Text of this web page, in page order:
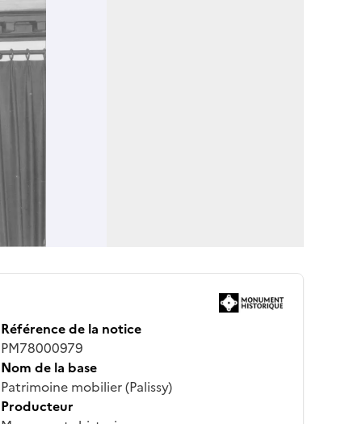
Référence de la notice
PM78000979
Nom de la base
Patrimoine mobilier (Palissy)
Producteur